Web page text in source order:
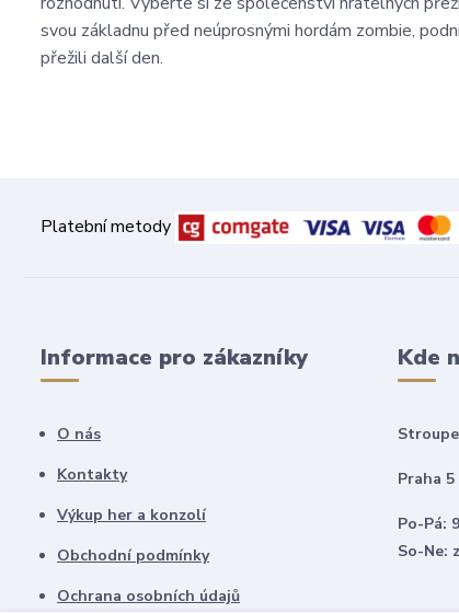
svou základnu před neúprosnými hordám zombie,
přežili další den.
Platební metody
Informace pro zákazníky
O nás
Kontakty
Výkup her a konzolí
Obchodní podmínky
Ochrana osobních údajů
Kde
Praha
Po-Pá:
So-Ne: